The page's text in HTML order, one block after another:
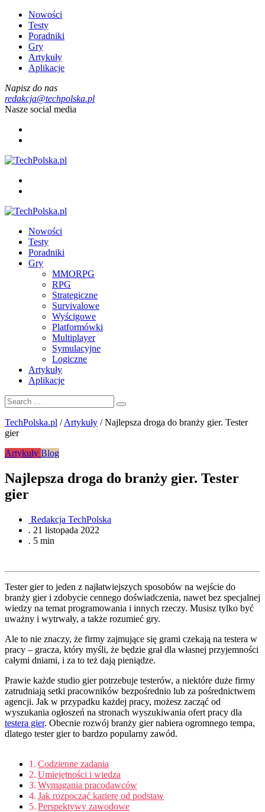
Nowości
Testy
Poradniki
Gry
Artykuły
Aplikacje
Napisz do nas
redakcja@techpolska.pl
Nasze social media
Nowości
Testy
Poradniki
Gry
MMORPG
RPG
Strategiczne
Survivalowe
Wyścigowe
Platformówki
Multiplayer
Symulacyjne
Logiczne
Artykuły
Aplikacje
TechPolska.pl /Artykuły /Najlepsza droga do branży gier. Tester
gier
Artykuły Blog
Najlepsza droga do branży gier. Tester
gier
Redakcja TechPolska
. 21 listopada 2022
. 5 min
Tester gier to jeden z najłatwiejszych sposobów na wejście do
branży gier i zdobycie cennego doświadczenia, nawet bez specjalnej
wiedzy na temat programowania i innych rzeczy. Musisz tylko być
uważny i wytrwały, a także rozumieć gry.
Ale to nie znaczy, że firmy zajmujące się grami czekają na testera w
pracy – gracza, który myśli, że będzie grał dla własnej przyjemności
całymi dniami, i za to też dają pieniądze.
Prawie każde studio gier potrzebuje testerów, a niektóre duże firmy
zatrudniają setki pracowników bezpośrednio lub za pośrednictwem
agencji. Jak w przypadku każdej pracy, możesz zacząć od
wyszukania ogłoszeń na stronach wyszukiwania ofert pracy dla
testera gier. Obecnie rozwój branży gier nabiera ogromnego tempa,
dlatego tester gier to bardzo popularny zawód.
Codzienne zadania
Umiejętności i wiedza
Wymagania pracodawców
Jak rozpocząć karierę od podstaw
Perspektywy zawodowe